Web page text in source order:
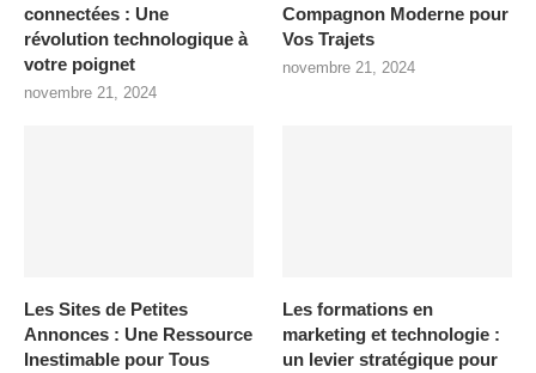
connectées : Une
révolution technologique à
votre poignet
novembre 21, 2024
Compagnon Moderne pour
Vos Trajets
novembre 21, 2024
Les Sites de Petites
Annonces : Une Ressource
Inestimable pour Tous
Les formations en
marketing et technologie :
un levier stratégique pour